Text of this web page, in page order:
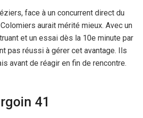
face à un concurrent direct du
aurait mérité mieux. Avec un
et un essai dès la 10e minute par
pas réussi à gérer cet avantage. Ils
avant de réagir en fin de rencontre.
41